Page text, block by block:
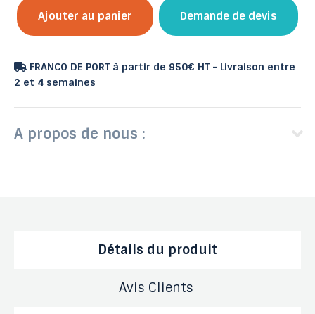
Ajouter au panier Demande de devis
FRANCO DE PORT à partir de 950€ HT - Livraison entre
2 et 4 semaines
A propos de nous :
Détails du produit
Avis Clients